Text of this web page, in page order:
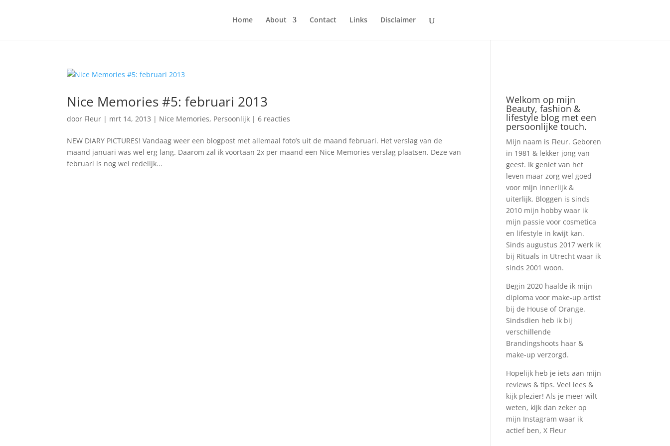
Home About Contact Links Disclaimer
Nice Memories #5: februari 2013
door Fleur | mrt 14, 2013 | Nice Memories, Persoonlijk |6 reacties
NEW DIARY PICTURES! Vandaag weer een blogpost met allemaal foto’s uit de maand februari. Het verslag van de
maand januari was wel erg lang. Daarom zal ik voortaan 2x per maand een Nice Memories verslag plaatsen. Deze van
februari is nog wel redelijk...
Welkom op mijn
Beauty, fashion &
lifestyle blog met een
persoonlijke touch.
Mijn naam is Fleur. Geboren
in 1981 & lekker jong van
geest. Ik geniet van het
leven maar zorg wel goed
voor mijn innerlijk &
uiterlijk. Bloggen is sinds
2010 mijn hobby waar ik
mijn passie voor cosmetica
en lifestyle in kwijt kan.
Sinds augustus 2017 werk ik
bij Rituals in Utrecht waar ik
sinds 2001 woon.
Begin 2020 haalde ik mijn
diploma voor make-up artist
bij de House of Orange.
Sindsdien heb ik bij
verschillende
Brandingshoots haar &
make-up verzorgd.
Hopelijk heb je iets aan mijn
reviews & tips. Veel lees &
kijk plezier! Als je meer wilt
weten, kijk dan zeker op
mijn Instagram waar ik
actief ben, X Fleur